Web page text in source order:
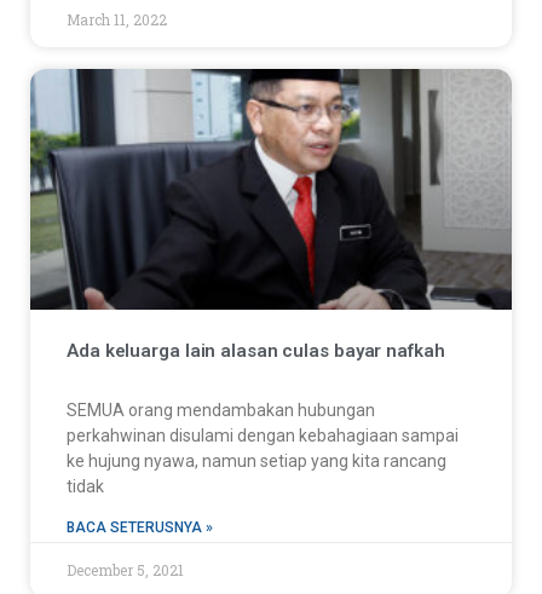
March 11, 2022
Ada keluarga lain alasan culas bayar nafkah
SEMUA orang mendambakan hubungan
perkahwinan disulami dengan kebahagiaan sampai
ke hujung nyawa, namun setiap yang kita rancang
tidak
BACA SETERUSNYA »
December 5, 2021